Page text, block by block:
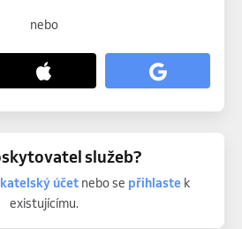
nebo
služeb?
účetnebo se přihlastek
existujícímu.